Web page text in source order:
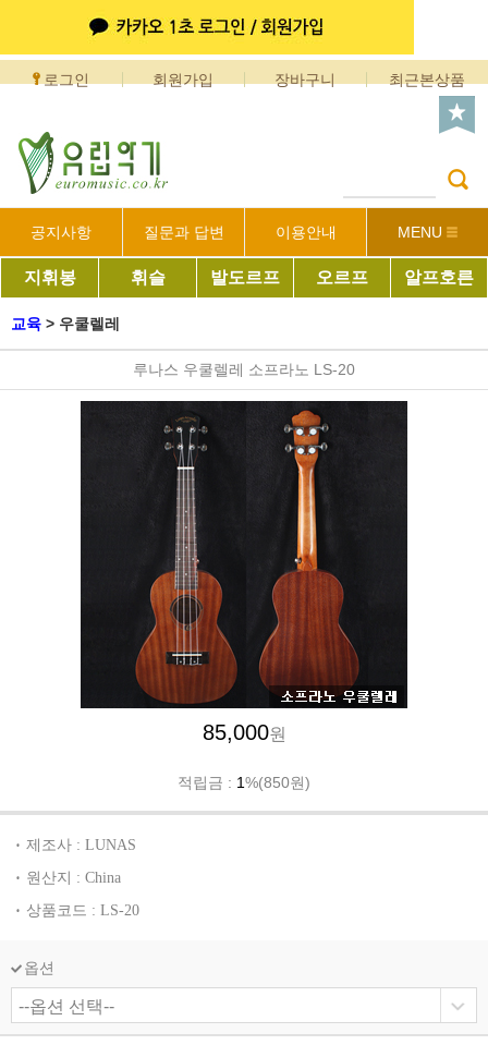
로그인 회원가입 장바구니 최근본상품
공지사항 질문과 답변 이용안내 MENU
지휘봉 휘슬 발도르프 오르프 알프호른
교육 > 우쿨렐레
루나스 우쿨렐레 소프라노 LS-20
85,000원
적립금 : 1%(850원)
제조사 : LUNAS
원산지 : China
상품코드 : LS-20
옵션